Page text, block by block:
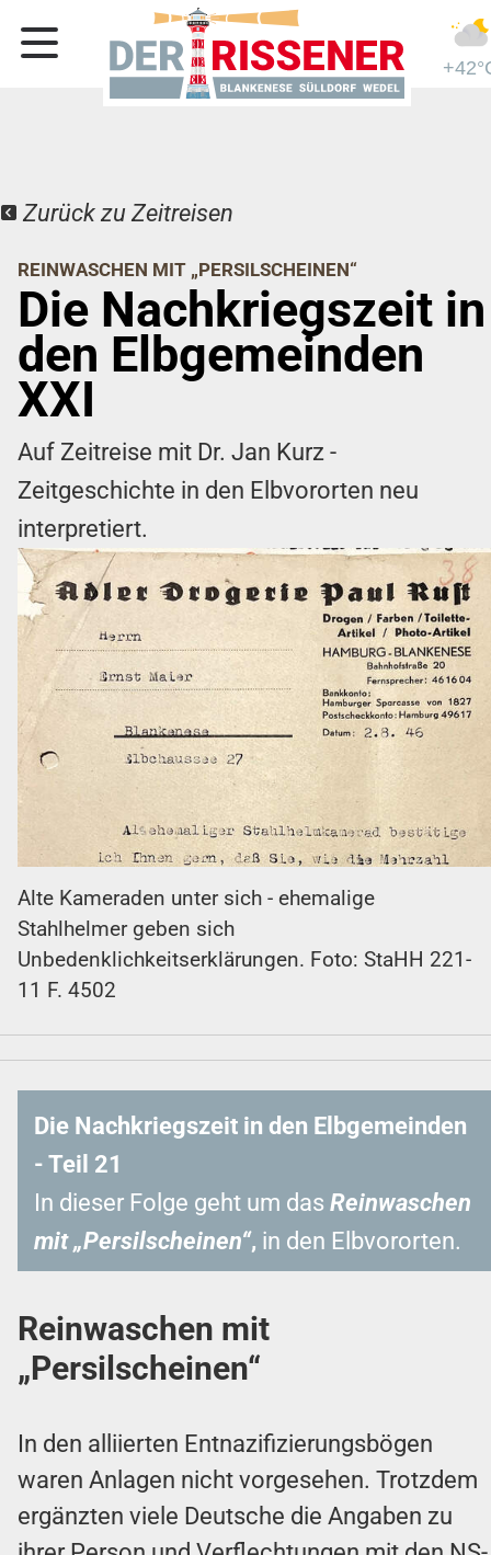
Zurück zu Zeitreisen
REINWASCHEN MIT „PERSILSCHEINEN“
Die Nachkriegszeit in
den Elbgemeinden
XXI
Auf Zeitreise mit Dr. Jan Kurz -
Zeitgeschichte in den Elbvororten neu
interpretiert.
Alte Kameraden unter sich - ehemalige
Stahlhelmer geben sich
Unbedenklichkeitserklärungen. Foto: StaHH 221-
11 F. 4502
Die Nachkriegszeit in den Elbgemeinden
- Teil 21
In dieser Folge geht um das Reinwaschen
mit „Persilscheinen“, in den Elbvororten.
Reinwaschen mit
„Persilscheinen“
In den alliierten Entnazifizierungsbögen
waren Anlagen nicht vorgesehen. Trotzdem
ergänzten viele Deutsche die Angaben zu